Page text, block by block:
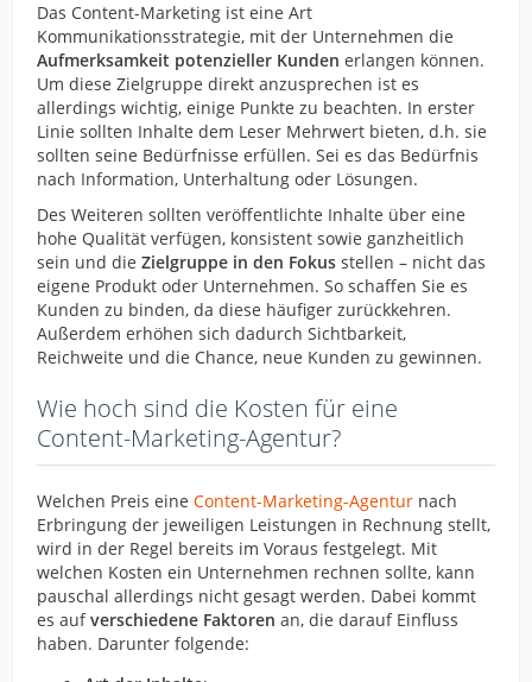
Das Content-Marketing ist eine Art
Kommunikationsstrategie, mit der Unternehmen die
Aufmerksamkeit potenzieller Kunden erlangen können.
Um diese Zielgruppe direkt anzusprechen ist es
allerdings wichtig, einige Punkte zu beachten. In erster
Linie sollten Inhalte dem Leser Mehrwert bieten, d.h. sie
sollten seine Bedürfnisse erfüllen. Sei es das Bedürfnis
nach Information, Unterhaltung oder Lösungen.
Des Weiteren sollten veröffentlichte Inhalte über eine
hohe Qualität verfügen, konsistent sowie ganzheitlich
sein und die Zielgruppe in den Fokus stellen – nicht das
eigene Produkt oder Unternehmen. So schaffen Sie es
Kunden zu binden, da diese häufiger zurückkehren.
Außerdem erhöhen sich dadurch Sichtbarkeit,
Reichweite und die Chance, neue Kunden zu gewinnen.
Wie hoch sind die Kosten für eine
Content-Marketing-Agentur?
Welchen Preis eine Content-Marketing-Agentur nach
Erbringung der jeweiligen Leistungen in Rechnung stellt,
wird in der Regel bereits im Voraus festgelegt. Mit
welchen Kosten ein Unternehmen rechnen sollte, kann
pauschal allerdings nicht gesagt werden. Dabei kommt
es aufverschiedene Faktoren an, die darauf Einfluss
haben. Darunter folgende: